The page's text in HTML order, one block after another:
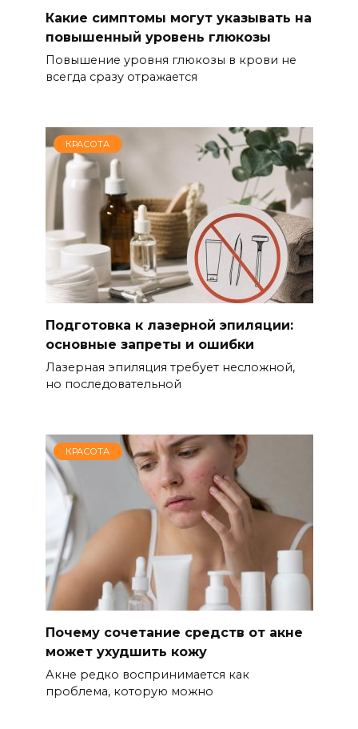
Какие симптомы могут указывать на
повышенный уровень глюкозы
Повышение уровня глюкозы в крови не
всегда сразу отражается
КРАСОТА
Подготовка к лазерной эпиляции:
основные запреты и ошибки
Лазерная эпиляция требует несложной,
но последовательной
КРАСОТА
Почему сочетание средств от акне
может ухудшить кожу
Акне редко воспринимается как
проблема, которую можно